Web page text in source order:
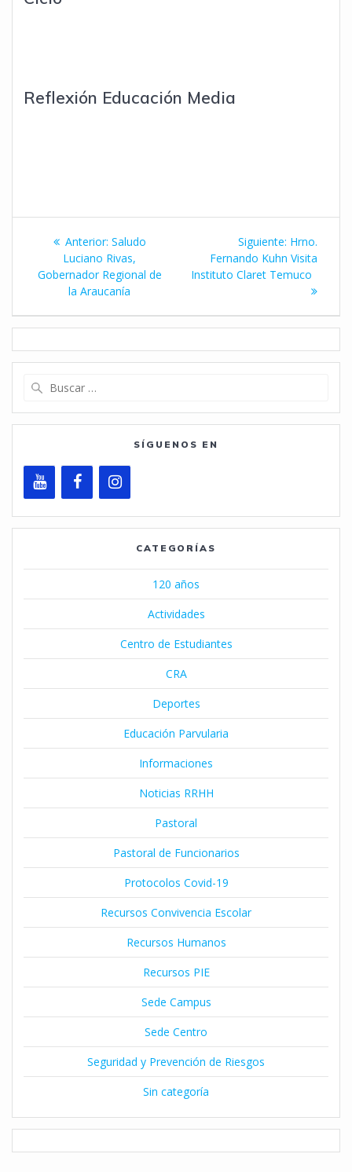
Reflexión Educación Media
Navegación
de
entradas
Anterior: Entrada
anterior:
Saludo
Luciano Rivas,
Gobernador Regional de
la Araucanía
Siguiente: Siguiente
entrada:
Hrno.
Fernando Kuhn Visita
Instituto Claret Temuco
SÍGUENOS EN
CATEGORÍAS
120 años
Actividades
Centro de Estudiantes
CRA
Deportes
Educación Parvularia
Informaciones
Noticias RRHH
Pastoral
Pastoral de Funcionarios
Protocolos Covid-19
Recursos Convivencia Escolar
Recursos Humanos
Recursos PIE
Sede Campus
Sede Centro
Seguridad y Prevención de Riesgos
Sin categoría